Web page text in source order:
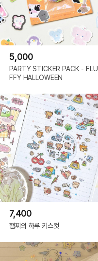
5,000
PARTY STICKER PACK - FLU
FFY HALLOWEEN
7,400
햄찌의 하루 키스컷